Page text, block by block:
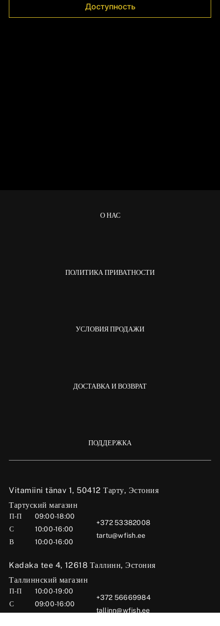
Доступность
Vitamiini tänav 1, 50412 Тарту, Эстония
Тартуский магазин
П-П
09:00-18:00
С
10:00-16:00
В
10:00-16:00
+372 53382008
tartu@wfish.ee
Kadaka tee 4, 12618 Таллинн, Эстония
Таллиннский магазин
П-П
10:00-19:00
С
09:00-16:00
+372 56669984
tallinn@wfish.ee
О НАС
ПОЛИТИКА ПРИВАТНОСТИ
УСЛОВИЯ ПРОДАЖИ
ДОСТАВКА И ВОЗВРАТ
ПОДДЕРЖКА